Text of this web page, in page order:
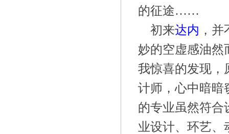
的征途……
初来达内 ，
妙的空虚感油然
我惊喜的发现，
计师，心中暗暗
的专业虽然符合
业设计、环艺、